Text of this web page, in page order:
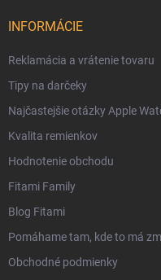
INFORMÁCIE
Reklamácia a vrátenie tovaru
Tipy na darčeky
Najčastejšie otázky Apple
Kvalita remienkov
Hodnotenie obchodu
Fitami Family
Blog Fitami
Pomáhame tam, kde to má
Obchodné podmienky